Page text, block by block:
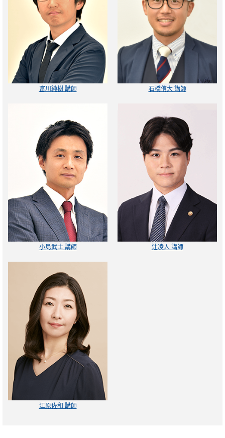
富川純樹 講師 石橋侑大 講師
小島武士 講師 辻凌人 講師
江原佐和 講師